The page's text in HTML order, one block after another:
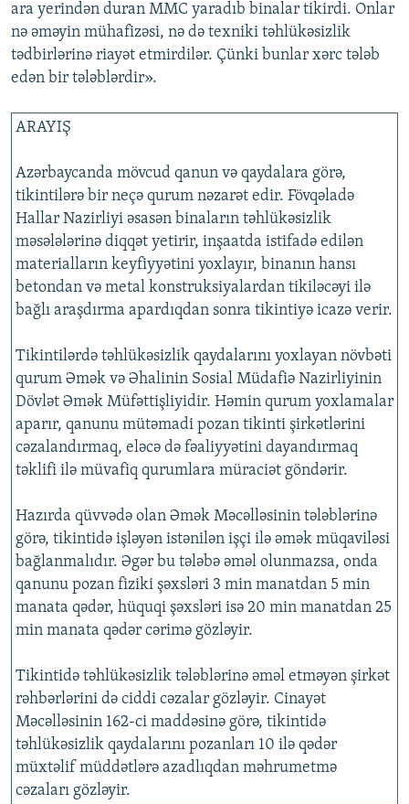
ara yerindən duran MMC yaradıb binalar tikirdi. Onlar
nə əməyin mühafizəsi, nə də texniki təhlükəsizlik
tədbirlərinə riayət etmirdilər. Çünki bunlar xərc tələb
edən bir tələblərdir».
ARAYIŞ
Azərbaycanda mövcud qanun və qaydalara görə,
tikintilərə bir neçə qurum nəzarət edir. Fövqəladə
Hallar Nazirliyi əsasən binaların təhlükəsizlik
məsələlərinə diqqət yetirir, inşaatda istifadə edilən
materialların keyfiyyətini yoxlayır, binanın hansı
betondan və metal konstruksiyalardan tikiləcəyi ilə
bağlı araşdırma apardıqdan sonra tikintiyə icazə verir.
Tikintilərdə təhlükəsizlik qaydalarını yoxlayan növbəti
qurum Əmək və Əhalinin Sosial Müdafiə Nazirliyinin
Dövlət Əmək Müfəttişliyidir. Həmin qurum yoxlamalar
aparır, qanunu mütəmadi pozan tikinti şirkətlərini
cəzalandırmaq, eləcə də fəaliyyətini dayandırmaq
təklifi ilə müvafiq qurumlara müraciət göndərir.
Hazırda qüvvədə olan Əmək Məcəlləsinin tələblərinə
görə, tikintidə işləyən istənilən işçi ilə əmək müqaviləsi
bağlanmalıdır. Əgər bu tələbə əməl olunmazsa, onda
qanunu pozan fiziki şəxsləri 3 min manatdan 5 min
manata qədər, hüquqi şəxsləri isə 20 min manatdan 25
min manata qədər cərimə gözləyir.
Tikintidə təhlükəsizlik tələblərinə əməl etməyən şirkət
rəhbərlərini də ciddi cəzalar gözləyir. Cinayət
Məcəlləsinin 162-ci maddəsinə görə, tikintidə
təhlükəsizlik qaydalarını pozanları 10 ilə qədər
müxtəlif müddətlərə azadlıqdan məhrumetmə
cəzaları gözləyir.